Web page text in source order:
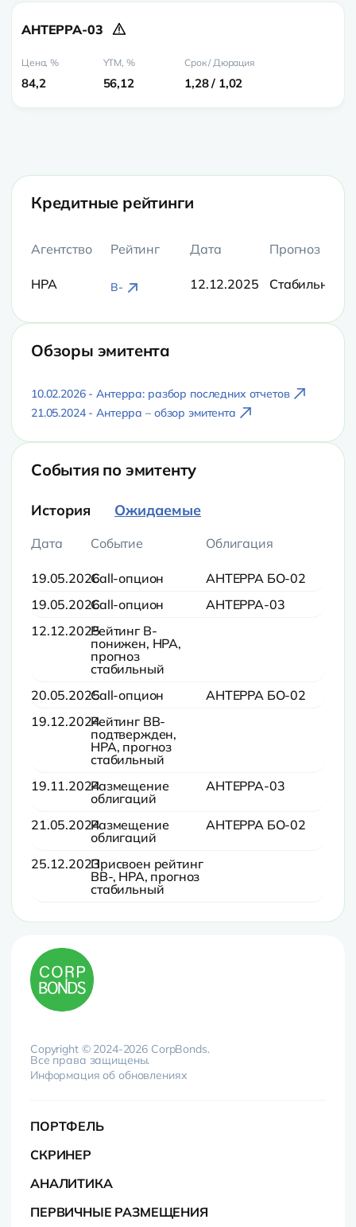
АНТЕРРА-03
84,2 56,12 1,28 / 1,02
Кредитные рейтинги
Агентство Рейтинг Дата Прогноз
НРА B- 12.12.2025 Стабильный
Обзоры эмитента
10.02.2026 - Антерра: разбор последних отчетов
21.05.2024 - Антерра – обзор эмитента
События по эмитенту
История Ожидаемые
Дата Событие Облигация
19.05.2026Call-опцион
АНТЕРРА БО-02
19.05.2026Call-опцион
АНТЕРРА-03
12.12.2025Рейтинг B-
понижен, НРА,
прогноз
стабильный
20.05.2025Call-опцион
АНТЕРРА БО-02
19.12.2024Рейтинг BB-
подтвержден,
НРА, прогноз
стабильный
19.11.2024Размещение
облигаций
АНТЕРРА-03
21.05.2024Размещение
облигаций
АНТЕРРА БО-02
25.12.2023Присвоен рейтинг
BB-, НРА, прогноз
стабильный
Copyright © 2024-2026 CorpBonds.
Все права защищены.
Информация об обновлениях
ПОРТФЕЛЬ
СКРИНЕР
АНАЛИТИКА
ПЕРВИЧНЫЕ РАЗМЕЩЕНИЯ